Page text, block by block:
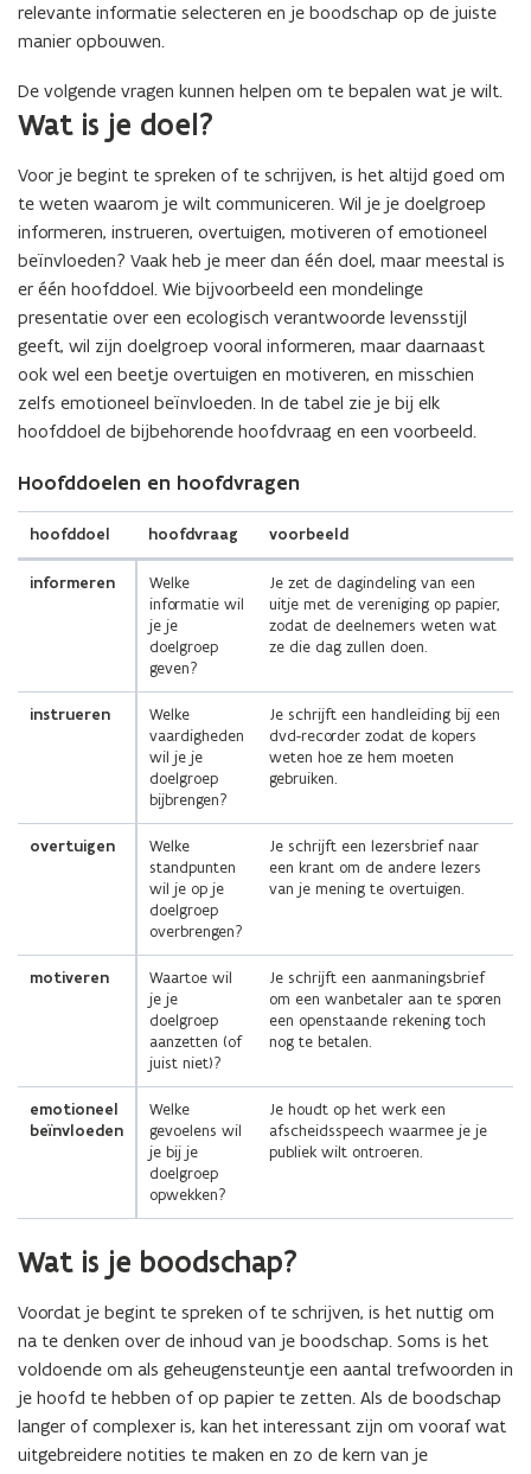
relevante informatie selecteren en je boodschap op de juiste
manier opbouwen.
De volgende vragen kunnen helpen om te bepalen wat je wilt.
Wat is je doel?
Voor je begint te spreken of te schrijven, is het altijd goed om
te weten waarom je wilt communiceren. Wil je je doelgroep
informeren, instrueren, overtuigen, motiveren of emotioneel
beïnvloeden? Vaak heb je meer dan één doel, maar meestal is
er één hoofddoel. Wie bijvoorbeeld een mondelinge
presentatie over een ecologisch verantwoorde levensstijl
geeft, wil zijn doelgroep vooral informeren, maar daarnaast
ook wel een beetje overtuigen en motiveren, en misschien
zelfs emotioneel beïnvloeden. In de tabel zie je bij elk
hoofddoel de bijbehorende hoofdvraag en een voorbeeld.
Hoofddoelen en hoofdvragen
hoofddoel hoofdvraag voorbeeld
informeren
Welke
informatie wil
je je
doelgroep
geven?
Je zet de dagindeling van een
uitje met de vereniging op papier,
zodat de deelnemers weten wat
ze die dag zullen doen.
instrueren
Welke
vaardigheden
wil je je
doelgroep
bijbrengen?
Je schrijft een handleiding bij een
dvd-recorder zodat de kopers
weten hoe ze hem moeten
gebruiken.
overtuigen
Welke
standpunten
wil je op je
doelgroep
overbrengen?
Je schrijft een lezersbrief naar
een krant om de andere lezers
van je mening te overtuigen.
motiveren
Waartoe wil
je je
doelgroep
aanzetten (of
juist niet)?
Je schrijft een aanmaningsbrief
om een wanbetaler aan te sporen
een openstaande rekening toch
nog te betalen.
emotioneel
beïnvloeden
Welke
gevoelens wil
je bij je
doelgroep
opwekken?
Je houdt op het werk een
afscheidsspeech waarmee je je
publiek wilt ontroeren.
Wat is je boodschap?
Voordat je begint te spreken of te schrijven, is het nuttig om
na te denken over de inhoud van je boodschap. Soms is het
voldoende om als geheugensteuntje een aantal trefwoorden in
je hoofd te hebben of op papier te zetten. Als de boodschap
langer of complexer is, kan het interessant zijn om vooraf wat
uitgebreidere notities te maken en zo de kern van je